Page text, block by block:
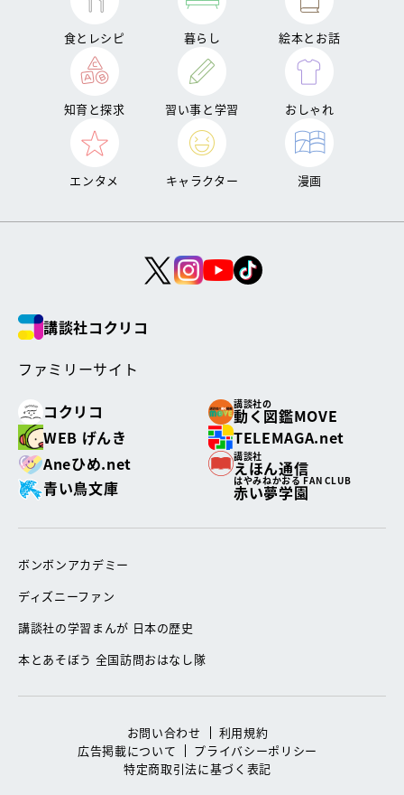
食とレシピ 暮らし 絵本とお話
知育と探求 習い事と学習 おしゃれ
エンタメ キャラクター 漫画
講談社コクリコ
ファミリーサイト
コクリコ
講談社の
動く図鑑MOVE
WEB げんき
TELEMAGA.net
Aneひめ.net
講談社
えほん通信
青い鳥文庫
はやみねかおる FAN CLUB
赤い夢学園
ボンボンアカデミー
ディズニーファン
講談社の学習まんが 日本の歴史
本とあそぼう 全国訪問おはなし隊
お問い合わせ
利用規約
広告掲載について
プライバシーポリシー
特定商取引法に基づく表記